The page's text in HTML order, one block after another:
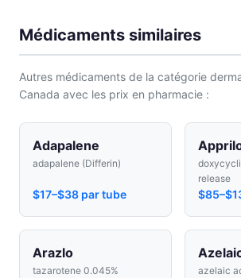
Médicaments similaires
Autres médicaments de la catégorie
Canada avec les prix en pharmacie :
Adapalene
adapalene (Differin)
$17–$38 par tube
release
Arazlo
tazarotene 0.045% azelaic